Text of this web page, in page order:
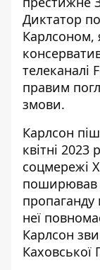
Диктатор
Карлсоном,
телеканалі
правим
змови.
Карлсон
квітні 2023
соцмережі
поширював
пропаганду
неї
Карлсон
Каховської